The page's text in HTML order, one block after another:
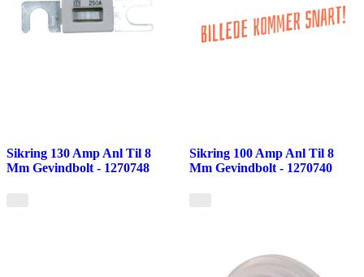
Sikring 130 Amp Anl Til 8
Mm Gevindbolt - 1270748
Sikring 100 Amp Anl Til 8
Mm Gevindbolt - 1270740